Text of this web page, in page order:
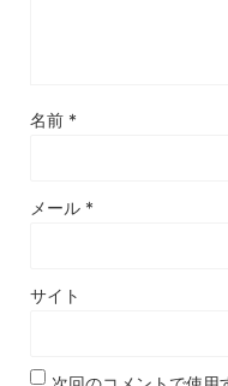
名前 *
メール *
サイト